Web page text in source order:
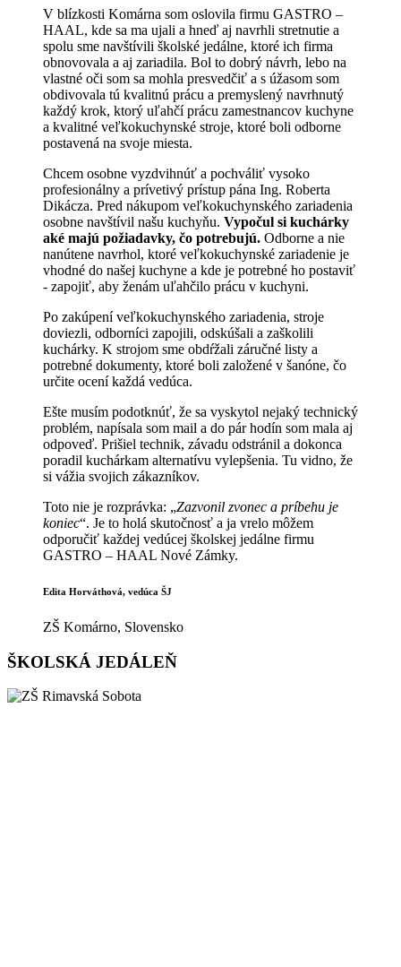
V blízkosti Komárna som oslovila firmu GASTRO –
HAAL, kde sa ma ujali a hneď aj navrhli stretnutie a
spolu sme navštívili školské jedálne, ktoré ich firma
obnovovala a aj zariadila. Bol to dobrý návrh, lebo na
vlastné oči som sa mohla presvedčiť a s úžasom som
obdivovala tú kvalitnú prácu a premyslený navrhnutý
každý krok, ktorý uľahčí prácu zamestnancov kuchyne
a kvalitné veľkokuchynské stroje, ktoré boli odborne
postavená na svoje miesta.
Chcem osobne vyzdvihnúť a pochváliť vysoko
profesionálny a prívetivý prístup pána Ing. Roberta
Dikácza. Pred nákupom veľkokuchynského zariadenia
osobne navštívil našu kuchyňu. Vypočul si kuchárky
aké majú požiadavky, čo potrebujú. Odborne a nie
nanútene navrhol, ktoré veľkokuchynské zariadenie je
vhodné do našej kuchyne a kde je potrebné ho postaviť
- zapojiť, aby ženám uľahčilo prácu v kuchyni.
Po zakúpení veľkokuchynského zariadenia, stroje
doviezli, odborníci zapojili, odskúšali a zaškolili
kuchárky. K strojom sme obdŕžali záručné listy a
potrebné dokumenty, ktoré boli založené v šanóne, čo
určite ocení každá vedúca.
Ešte musím podotknúť, že sa vyskytol nejaký technický
problém, napísala som mail a do pár hodín som mala aj
odpoveď. Prišiel technik, závadu odstránil a dokonca
poradil kuchárkam alternatívu vylepšenia. Tu vidno, že
si vážia svojich zákazníkov.
Toto nie je rozprávka: „Zazvonil zvonec a príbehu je
koniec“. Je to holá skutočnosť a ja vrelo môžem
odporučiť každej vedúcej školskej jedálne firmu
GASTRO – HAAL Nové Zámky.
Edita Horváthová, vedúca ŠJ
ZŠ Komárno, Slovensko
ŠKOLSKÁ JEDÁLEŇ